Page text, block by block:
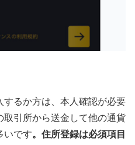
するか方は、本人確認が必要
引所から送金して他の通貨
いです。住所登録は必須項目